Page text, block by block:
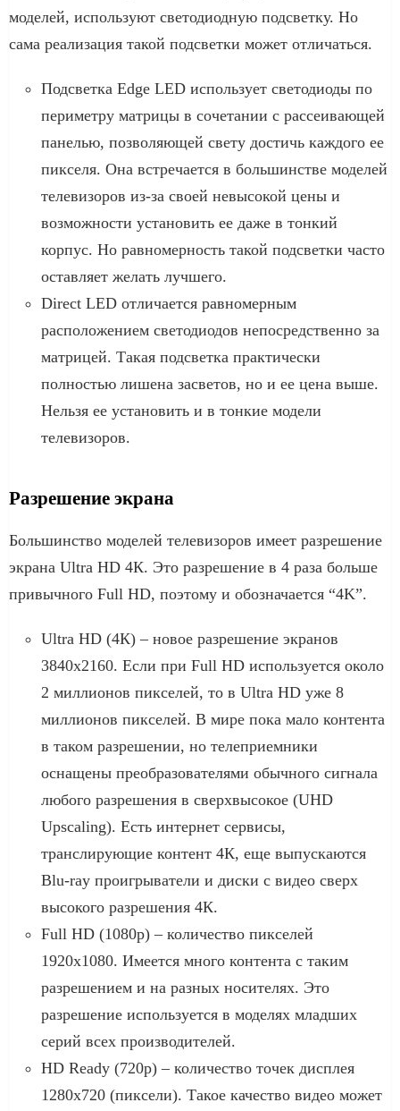
моделей, используют светодиодную подсветку. Но
сама реализация такой подсветки может отличаться.
Подсветка Edge LED использует светодиоды по
периметру матрицы в сочетании с рассеивающей
панелью, позволяющей свету достичь каждого ее
пикселя. Она встречается в большинстве моделей
телевизоров из-за своей невысокой цены и
возможности установить ее даже в тонкий
корпус. Но равномерность такой подсветки часто
оставляет желать лучшего.
Direct LED отличается равномерным
расположением светодиодов непосредственно за
матрицей. Такая подсветка практически
полностью лишена засветов, но и ее цена выше.
Нельзя ее установить и в тонкие модели
телевизоров.
Разрешение экрана
Большинство моделей телевизоров имеет разрешение
экрана Ultra HD 4К. Это разрешение в 4 раза больше
привычного Full HD, поэтому и обозначается “4K”.
Ultra HD (4К) – новое разрешение экранов
3840х2160. Если при Full HD используется около
2 миллионов пикселей, то в Ultra HD уже 8
миллионов пикселей. В мире пока мало контента
в таком разрешении, но телеприемники
оснащены преобразователями обычного сигнала
любого разрешения в сверхвысокое (UHD
Upscaling). Есть интернет сервисы,
транслирующие контент 4К, еще выпускаются
Blu-ray проигрыватели и диски с видео сверх
высокого разрешения 4К.
Full HD (1080p) – количество пикселей
1920х1080. Имеется много контента с таким
разрешением и на разных носителях. Это
разрешение используется в моделях младших
серий всех производителей.
HD Ready (720p) – количество точек дисплея
1280х720 (пиксели). Такое качество видео может